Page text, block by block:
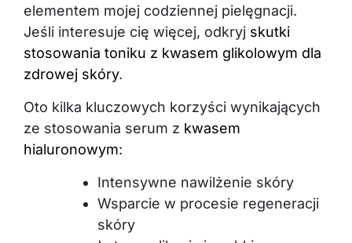
elementem mojej codziennej pielęgnacji.
Jeśli interesuje cię więcej, odkryj skutki
stosowania toniku z kwasem glikolowym dla
zdrowej skóry.
Oto kilka kluczowych korzyści wynikających
ze stosowania serum z kwasem
hialuronowym:
Intensywne nawilżenie skóry
Wsparcie w procesie regeneracji
skóry